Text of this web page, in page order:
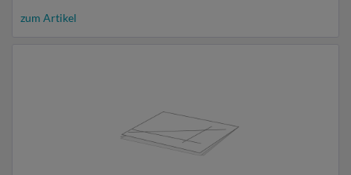
zum Artikel